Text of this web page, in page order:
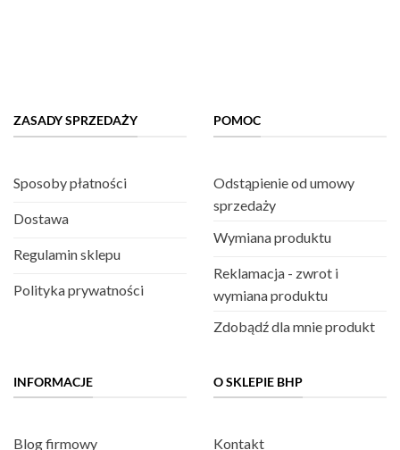
ZASADY SPRZEDAŻY
Sposoby płatności
Dostawa
Regulamin sklepu
Polityka prywatności
POMOC
Odstąpienie od umowy
sprzedaży
Wymiana produktu
Reklamacja - zwrot i
wymiana produktu
Zdobądź dla mnie produkt
INFORMACJE
Blog firmowy
O SKLEPIE BHP
Kontakt